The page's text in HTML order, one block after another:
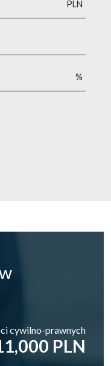
PLN
%
cywilno-prawnych
PLN